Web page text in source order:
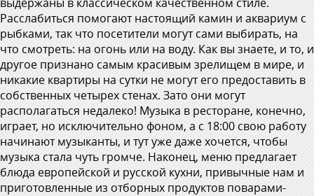
Расслабиться помогают настоящий камин и аквариум с
рыбками, так что посетители могут сами выбирать, на
что смотреть: на огонь или на воду. Как вы знаете, и то, и
другое признано самым красивым зрелищем в мире, и
никакие квартиры на сутки не могут его предоставить в
собственных четырех стенах. Зато они могут
располагаться недалеко! Музыка в ресторане, конечно,
играет, но исключительно фоном, а с 18:00 свою работу
начинают музыканты, и тут уже даже хочется, чтобы
музыка стала чуть громче. Наконец, меню предлагает
блюда европейской и русской кухни, привычные нам и
приготовленные из отборных продуктов поварами-